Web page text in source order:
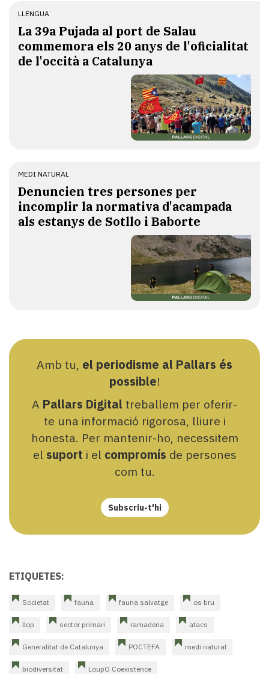
LLENGUA
​La 39a Pujada al port de Salau
commemora els 20 anys de l'oficialitat
de l'occità a Catalunya
MEDI NATURAL
Denuncien tres persones per
incomplir la normativa d'acampada
als estanys de Sotllo i Baborte
Amb tu, el periodisme al Pallars és
possible!
A Pallars Digital treballem per oferir-
te una informació rigorosa, lliure i
honesta. Per mantenir-ho, necessitem
el suport i el compromís de persones
com tu.
Subscriu-t'hi
ETIQUETES:
Societat fauna fauna salvatge os bru
llop sector primari ramaderia atacs
Generalitat de Catalunya POCTEFA medi natural
biodiversitat LoupO Coexistence